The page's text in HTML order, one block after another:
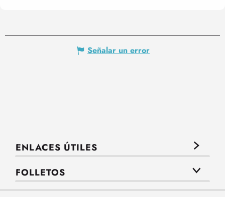
Señalar un error
ENLACES ÚTILES
FOLLETOS